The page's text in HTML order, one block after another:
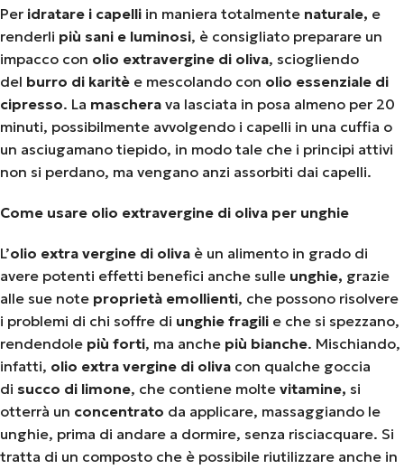
Per idratare i capelli in maniera totalmente naturale, e
renderli più sani e luminosi, è consigliato preparare un
impacco con olio extravergine di oliva, sciogliendo
del burro di karitè e mescolando con olio essenziale di
cipresso. La maschera va lasciata in posa almeno per 20
minuti, possibilmente avvolgendo i capelli in una cuffia o
un asciugamano tiepido, in modo tale che i principi attivi
non si perdano, ma vengano anzi assorbiti dai capelli.
Come usare olio extravergine di oliva per unghie
L’olio extra vergine di oliva è un alimento in grado di
avere potenti effetti benefici anche sulle unghie, grazie
alle sue note proprietà emollienti, che possono risolvere
i problemi di chi soffre di unghie fragili e che si spezzano,
rendendole più forti, ma anche più bianche. Mischiando,
infatti, olio extra vergine di oliva con qualche goccia
di succo di limone, che contiene molte vitamine, si
otterrà un concentrato da applicare, massaggiando le
unghie, prima di andare a dormire, senza risciacquare. Si
tratta di un composto che è possibile riutilizzare anche in